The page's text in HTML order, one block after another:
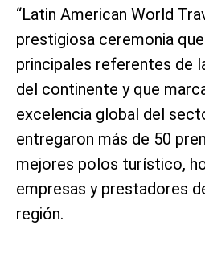
“Latin American World
prestigiosa ceremonia
principales referentes de
del continente y que
excelencia global del
entregaron más de 50
mejores polos turístico,
empresas y prestadores
región.